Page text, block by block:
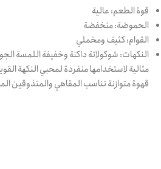
قوة الطعم: عالية
الحموضة: منخفضة
القوام: كثيف ومخملي
النكهات: شوكولاتة داكنة وخفيفة اللمسة
مثالية لاستخدامها منفردة لمحبي النكهة
قهوة متوازنة تناسب المقاهي والمتذوقين